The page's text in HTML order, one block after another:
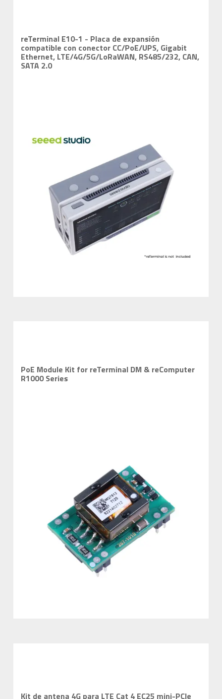
reTerminal E10-1 - Placa de expansión
compatible con conector CC/PoE/UPS, Gigabit
Ethernet, LTE/4G/5G/LoRaWAN, RS485/232, CAN,
SATA 2.0
PoE Module Kit for reTerminal DM & reComputer
R1000 Series
Kit de antena 4G para LTE Cat 4 EC25 mini-PCIe